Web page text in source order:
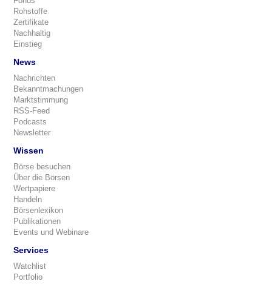
Rohstoffe
Zertifikate
Nachhaltig
Einstieg
News
Nachrichten
Bekanntmachungen
Marktstimmung
RSS-Feed
Podcasts
Newsletter
Wissen
Börse besuchen
Über die Börsen
Wertpapiere
Handeln
Börsenlexikon
Publikationen
Events und Webinare
Services
Watchlist
Portfolio